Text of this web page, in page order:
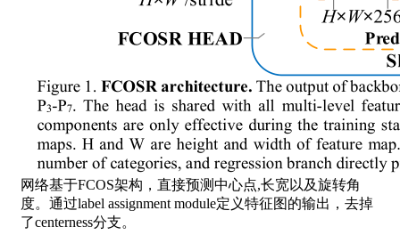
网络基于FCOS架构，直接预测中心点,长宽以及旋转角
度。通过label assignment module定义特征图的输出，去掉
了centerness分支。